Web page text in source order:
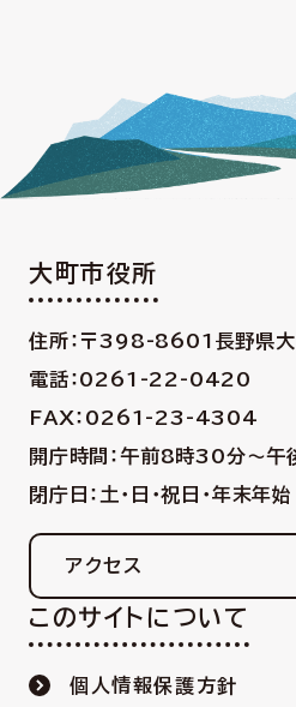
大町市役所
住所：〒398-8601 長野県
電話：0261-22-0420
FAX：0261-23-4304
開庁時間：午前8時30分〜
閉庁日：土・日・祝日・年末年始
アクセス
このサイトについて
個人情報保護方針